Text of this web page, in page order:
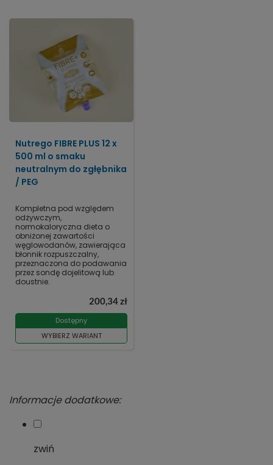
Nutrego FIBRE PLUS 12 x
500 ml o smaku
neutralnym do zgłębnika
/ PEG
Kompletna pod względem
odżywczym,
normokaloryczna dieta o
obniżonej zawartości
węglowodanów, zawierająca
błonnik rozpuszczalny,
przeznaczona do podawania
przez sondę dojelitową lub
doustnie.
Dostępny
WYBIERZ WARIANT
200,34 zł
Informacje dodatkowe:
zwiń